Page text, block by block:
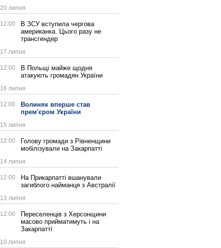
20 липня
12:00
В ЗСУ вступила чергова
американка. Цього разу не
трансгендер
17 липня
12:00
В Польщі майже щодня
атакують громадян України
16 липня
12:00
Волиняк вперше став
прем'єром України
15 липня
12:00
Голову громади з Рівненщини
мобілізували на Закарпатті
14 липня
12:00
На Прикарпатті вшанували
загиблого найманця з Австралії
13 липня
12:00
Переселенців з Херсонщини
масово прийматимуть і на
Закарпатті
10 липня